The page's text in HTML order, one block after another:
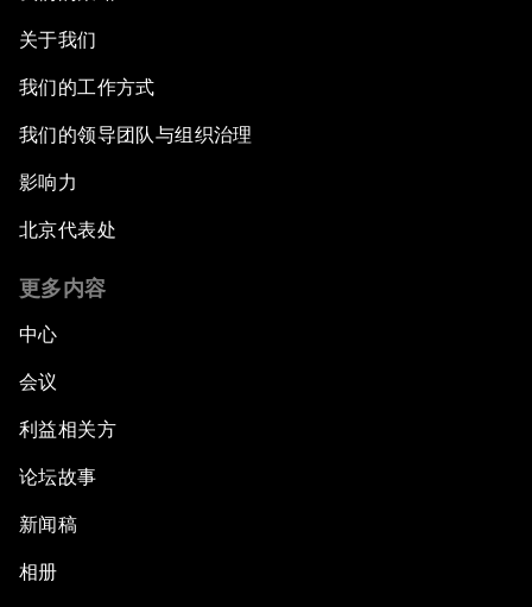
关于我们
我们的工作方式
我们的领导团队与组织治理
影响力
北京代表处
更多内容
中心
会议
利益相关方
论坛故事
新闻稿
相册